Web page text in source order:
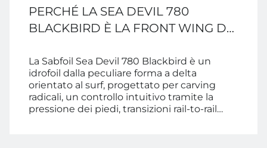
PERCHÉ LA SEA DEVIL 780
BLACKBIRD È LA FRONT WING DA
CIRCOLAZIONE
La Sabfoil Sea Devil 780 Blackbird è un
idrofoil dalla peculiare forma a delta
orientato al surf, progettato per carving
radicali, un controllo intuitivo tramite la
pressione dei piedi, transizioni rail-to-rail